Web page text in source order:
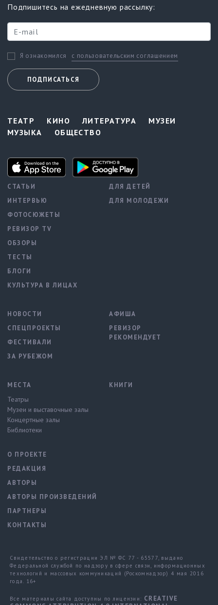
Подпишитесь на ежедневную рассылку:
Я ознакомился с пользовательским соглашением
ПОДПИСАТЬСЯ
ТЕАТР КИНО ЛИТЕРАТУРА
МУЗЕИ
МУЗЫКА
ОБЩЕСТВО
СТАТЬИ
ИНТЕРВЬЮ
ФОТОСЮЖЕТЫ
РЕВИЗОР TV
ОБЗОРЫ
ТЕСТЫ
БЛОГИ
КУЛЬТУРА В ЛИЦАХ
ДЛЯ ДЕТЕЙ
ДЛЯ МОЛОДЕЖИ
НОВОСТИ
СПЕЦПРОЕКТЫ
ФЕСТИВАЛИ
ЗА РУБЕЖОМ
АФИША
РЕВИЗОР
РЕКОМЕНДУЕТ
МЕСТА
Театры
Музеи и выставочные залы
Концертные залы
Библиотеки
КНИГИ
О ПРОЕКТЕ
РЕДАКЦИЯ
АВТОРЫ
АВТОРЫ ПРОИЗВЕДЕНИЙ
ПАРТНЕРЫ
КОНТАКТЫ
Свидетельство о регистрации ЭЛ № ФС 77 - 65577, выдано
Федеральной службой по надзору в сфере связи, информационных
технологий и массовых коммуникаций (Роскомнадзор) 4 мая 2016
года. 16+
Все материалы сайта доступны по лицензии: CREATIVE